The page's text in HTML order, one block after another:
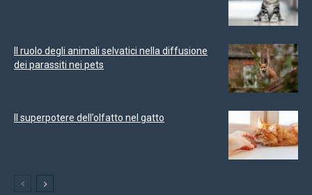
Il ruolo degli animali selvatici nella diffusione
dei parassiti nei pets
Il superpotere dell’olfatto nel gatto